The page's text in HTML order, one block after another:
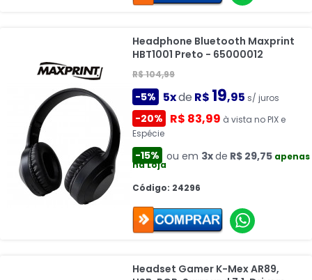
Headphone Bluetooth Maxprint
HBT1001 Preto - 65000012
R$ 104,99
-5% 5xde R$ 19,95 s/ juros
-20% R$ 83,99 à vista no PIX e
Espécie
-15% ou em 3xde R$ 29,75 apenas
na Loja
Código: 24296
Headset Gamer K-Mex AR89,